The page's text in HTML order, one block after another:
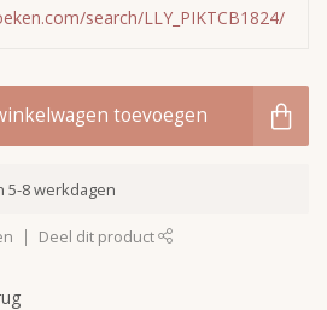
search/LLY_PIKTCB1824/
toevoegen
5-8 werkdagen
Deel dit product